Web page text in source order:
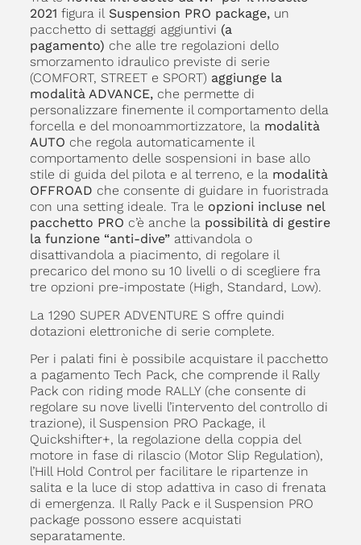
2021 figura il Suspension PRO package,un
pacchetto di settaggi aggiuntivi (a
pagamento) che alle tre regolazioni dello
smorzamento idraulico previste di serie
(COMFORT, STREET e SPORT) aggiunge la
modalità ADVANCE,che permette di
personalizzare finemente il comportamento della
forcella e del monoammortizzatore, la modalità
AUTO che regola automaticamente il
comportamento delle sospensioni in base allo
stile di guida del pilota e al terreno, e la modalità
OFFROAD che consente di guidare in fuoristrada
con una setting ideale. Tra le opzioni incluse nel
pacchetto PRO c’è anche la possibilità di gestire
la funzione “anti-dive” attivandola o
disattivandola a piacimento, di regolare il
precarico del mono su 10 livelli o di scegliere fra
tre opzioni pre-impostate (High, Standard, Low).
La 1290 SUPER ADVENTURE S offre quindi
dotazioni elettroniche di serie complete.
Per i palati fini è possibile acquistare il pacchetto
a pagamento Tech Pack, che comprende il Rally
Pack con riding mode RALLY (che consente di
regolare su nove livelli l’intervento del controllo di
trazione), il Suspension PRO Package, il
Quickshifter+, la regolazione della coppia del
motore in fase di rilascio (Motor Slip Regulation),
l’Hill Hold Control per facilitare le ripartenze in
salita e la luce di stop adattiva in caso di frenata
di emergenza. Il Rally Pack e il Suspension PRO
package possono essere acquistati
separatamente.